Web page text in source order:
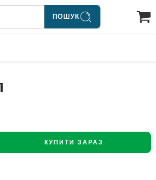
ПОШУК
КУПИТИ ЗАРАЗ